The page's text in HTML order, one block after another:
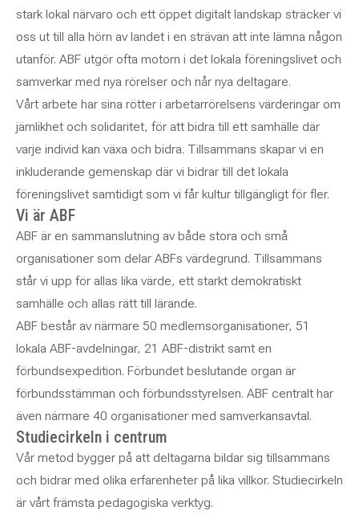
stark lokal närvaro och ett öppet digitalt landskap sträcker vi
oss ut till alla hörn av landet i en strävan att inte lämna någon
utanför. ABF utgör ofta motorn i det lokala föreningslivet och
samverkar med nya rörelser och når nya deltagare.
Vårt arbete har sina rötter i arbetarrörelsens värderingar om
jämlikhet och solidaritet, för att bidra till ett samhälle där
varje individ kan växa och bidra. Tillsammans skapar vi en
inkluderande gemenskap där vi bidrar till det lokala
föreningslivet samtidigt som vi får kultur tillgängligt för fler.
Vi är ABF
ABF är en sammanslutning av både stora och små
organisationer som delar ABFs värdegrund. Tillsammans
står vi upp för allas lika värde, ett starkt demokratiskt
samhälle och allas rätt till lärande.
ABF består av närmare 50 medlemsorganisationer, 51
lokala ABF-avdelningar, 21 ABF-distrikt samt en
förbundsexpedition. Förbundet beslutande organ är
förbundsstämman och förbundsstyrelsen. ABF centralt har
även närmare 40 organisationer med samverkansavtal.
Studiecirkeln i centrum
Vår metod bygger på att deltagarna bildar sig tillsammans
och bidrar med olika erfarenheter på lika villkor. Studiecirkeln
är vårt främsta pedagogiska verktyg.